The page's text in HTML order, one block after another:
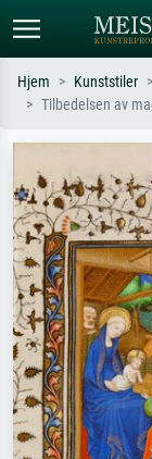
eksempel Monet,
impresjonisme,
Hjem Kunststiler
Tilbedelsen av